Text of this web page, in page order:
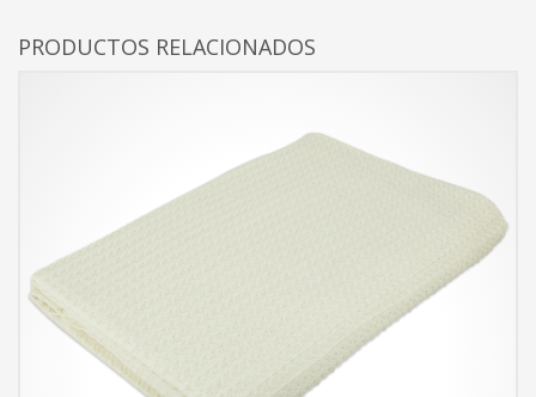
PRODUCTOS RELACIONADOS